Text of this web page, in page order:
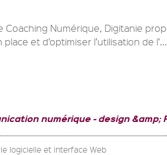
Coaching Numérique, Digitanie
et d’optimiser l’utilisation de l’...
numérique design &amp;
logicielle et interface Web